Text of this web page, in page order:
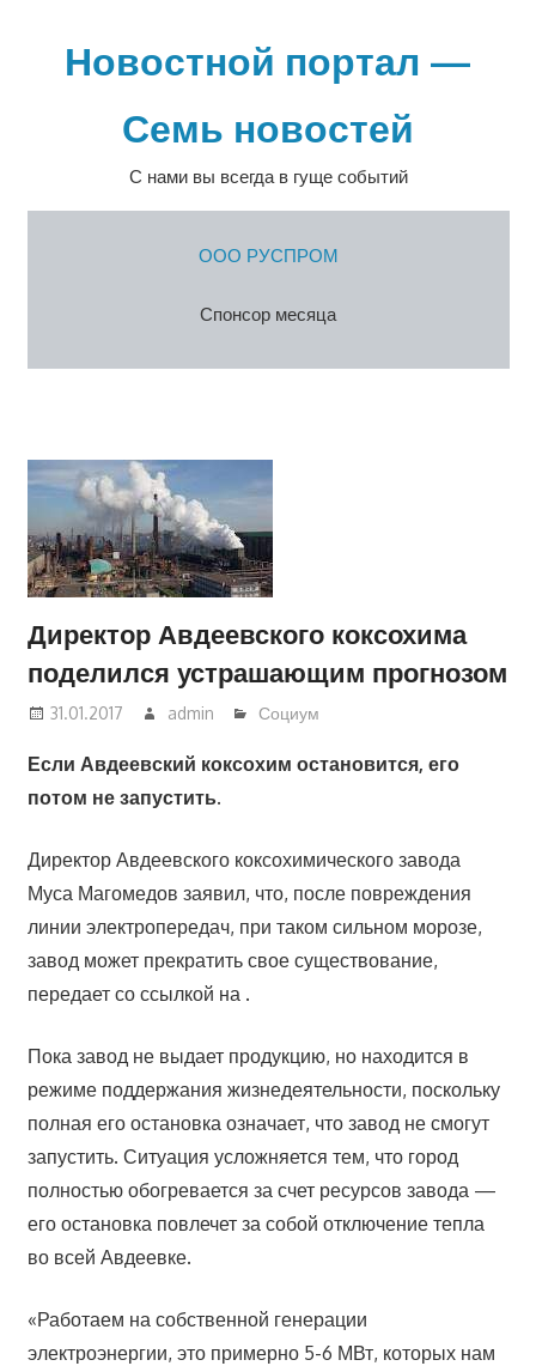
содержимомуНовостной портал —
Семь новостей
С нами вы всегда в гуще событий
ООО РУСПРОМ
Спонсор месяца
Директор Авдеевского коксохима
поделился устрашающим прогнозом
31.01.2017 admin Социум
Если Авдеевский коксохим остановится, его
потом не запустить.
Директор Авдеевского коксохимического завода
Муса Магомедов заявил, что, после повреждения
линии электропередач, при таком сильном морозе,
завод может прекратить свое существование,
передает со ссылкой на .
Пока завод не выдает продукцию, но находится в
режиме поддержания жизнедеятельности, поскольку
полная его остановка означает, что завод не смогут
запустить. Ситуация усложняется тем, что город
полностью обогревается за счет ресурсов завода —
его остановка повлечет за собой отключение тепла
во всей Авдеевке.
«Работаем на собственной генерации
электроэнергии, это примерно 5-6 МВт, которых нам